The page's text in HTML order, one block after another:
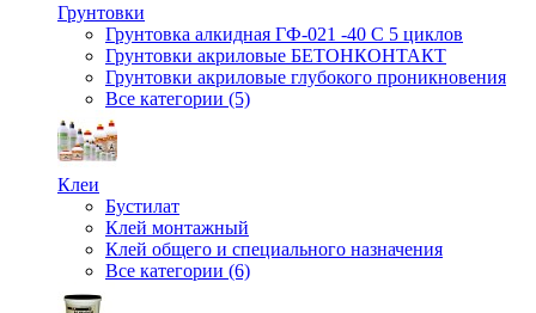
Грунтовки
Грунтовка алкидная ГФ-021 -40 С 5 циклов
Грунтовки акриловые БЕТОНКОНТАКТ
Грунтовки акриловые глубокого проникновения
Все категории (5)
Клеи
Бустилат
Клей монтажный
Клей общего и специального назначения
Все категории (6)